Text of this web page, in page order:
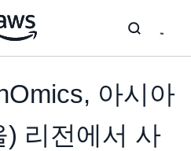
아시아
) 리전에서 사